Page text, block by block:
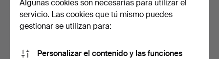
Algunas cookies son necesarias para utilizar el
servicio. Las cookies que tú mismo puedes
gestionar se utilizan para:
Personalizar el contenido y las funciones